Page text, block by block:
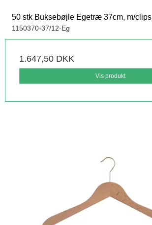
50 stk Buksebøjle Egetræ 37cm, m/clips
1150370-37/12-Eg
1.647,50 DKK
Vis produkt